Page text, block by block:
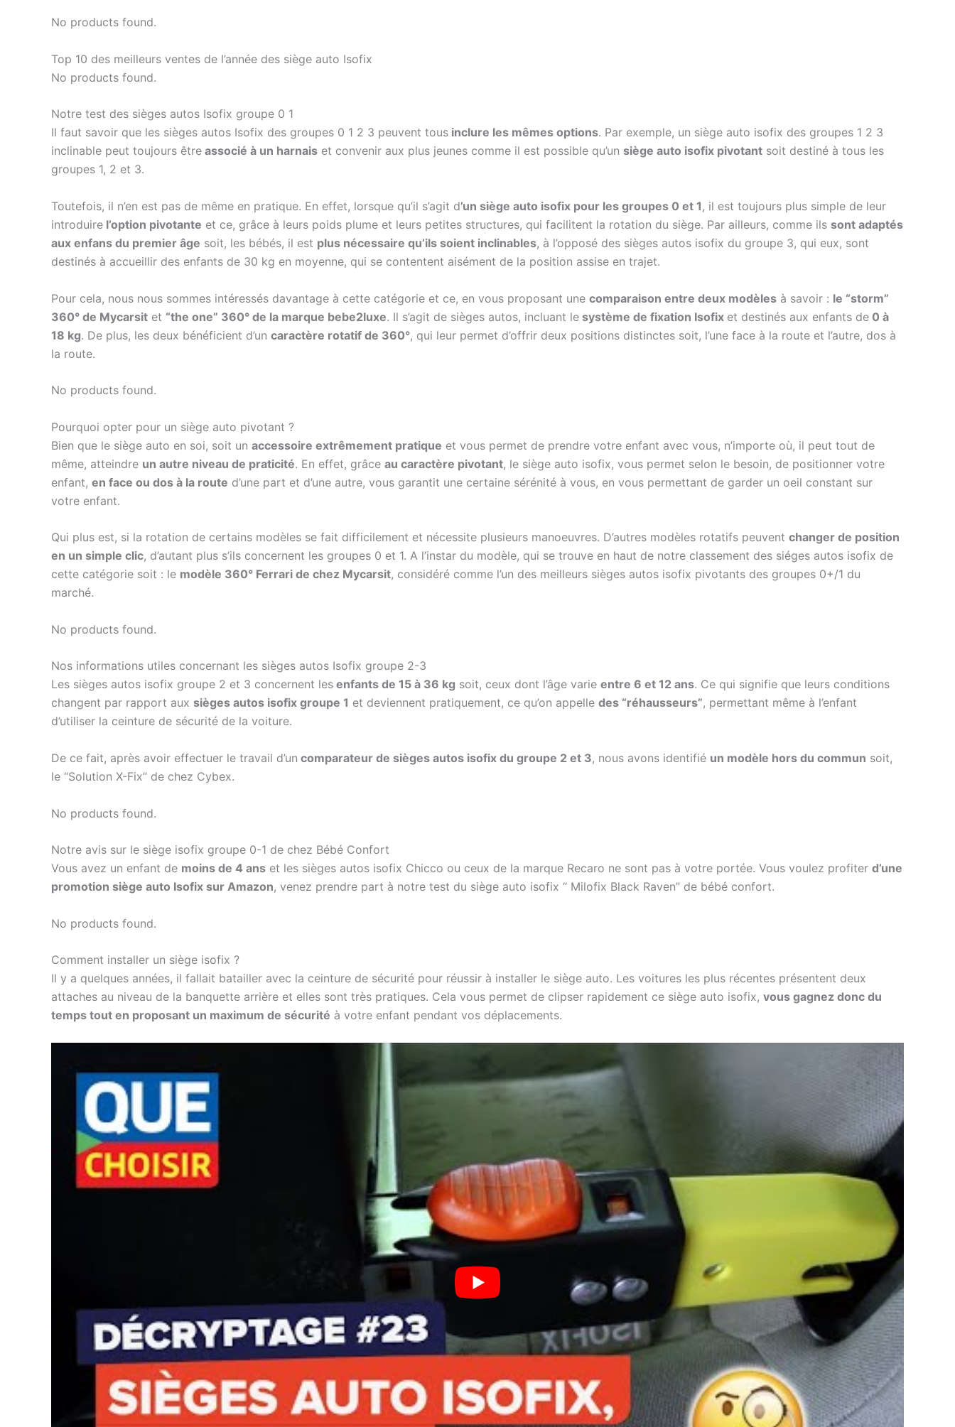
No products found.
Top 10 des meilleurs ventes de l’année des siège auto Isofix
No products found.
Notre test des sièges autos Isofix groupe 0 1
Il faut savoir que les sièges autos Isofix des groupes 0 1 2 3 peuvent tous inclure les mêmes options. Par exemple, un siège auto isofix des groupes 1 2 3
inclinable peut toujours être associé à un harnais et convenir aux plus jeunes comme il est possible qu’un siège auto isofix pivotant soit destiné à tous les
groupes 1, 2 et 3.
Toutefois, il n’en est pas de même en pratique. En effet, lorsque qu’il s’agit d’un siège auto isofix pour les groupes 0 et 1 , il est toujours plus simple de leur
introduire l’option pivotante et ce, grâce à leurs poids plume et leurs petites structures, qui facilitent la rotation du siège. Par ailleurs, comme ils sont adaptés
aux enfans du premier âge soit, les bébés, il est plus nécessaire qu’ils soient inclinables, à l’opposé des sièges autos isofix du groupe 3, qui eux, sont
destinés à accueillir des enfants de 30 kg en moyenne, qui se contentent aisément de la position assise en trajet.
Pour cela, nous nous sommes intéressés davantage à cette catégorie et ce, en vous proposant une comparaison entre deux modèles à savoir : le “storm”
360° de Mycarsit et “the one” 360° de la marque bebe2luxe. Il s’agit de sièges autos, incluant le système de fixation Isofix et destinés aux enfants de 0 à
18 kg. De plus, les deux bénéficient d’un caractère rotatif de 360°, qui leur permet d’offrir deux positions distinctes soit, l’une face à la route et l’autre, dos à
la route.
No products found.
Pourquoi opter pour un siège auto pivotant ?
Bien que le siège auto en soi, soit un accessoire extrêmement pratique et vous permet de prendre votre enfant avec vous, n’importe où, il peut tout de
même, atteindre un autre niveau de praticité. En effet, grâce au caractère pivotant, le siège auto isofix, vous permet selon le besoin, de positionner votre
enfant, en face ou dos à la route d’une part et d’une autre, vous garantit une certaine sérénité à vous, en vous permettant de garder un oeil constant sur
votre enfant.
Qui plus est, si la rotation de certains modèles se fait difficilement et nécessite plusieurs manoeuvres. D’autres modèles rotatifs peuvent changer de position
en un simple clic, d’autant plus s’ils concernent les groupes 0 et 1. A l’instar du modèle, qui se trouve en haut de notre classement des siéges autos isofix de
cette catégorie soit : le modèle 360° Ferrari de chez Mycarsit, considéré comme l’un des meilleurs sièges autos isofix pivotants des groupes 0+/1 du
marché.
No products found.
Nos informations utiles concernant les sièges autos Isofix groupe 2-3
Les sièges autos isofix groupe 2 et 3 concernent les enfants de 15 à 36 kg soit, ceux dont l’âge varie entre 6 et 12 ans. Ce qui signifie que leurs conditions
changent par rapport aux sièges autos isofix groupe 1 et deviennent pratiquement, ce qu’on appelle des “réhausseurs”, permettant même à l’enfant
d’utiliser la ceinture de sécurité de la voiture.
De ce fait, après avoir effectuer le travail d’un comparateur de sièges autos isofix du groupe 2 et 3, nous avons identifié un modèle hors du commun soit,
le “Solution X-Fix” de chez Cybex.
No products found.
Notre avis sur le siège isofix groupe 0-1 de chez Bébé Confort
Vous avez un enfant de moins de 4 ans et les sièges autos isofix Chicco ou ceux de la marque Recaro ne sont pas à votre portée. Vous voulez profiter d’une
promotion siège auto Isofix sur Amazon, venez prendre part à notre test du siège auto isofix “ Milofix Black Raven” de bébé confort.
No products found.
Comment installer un siège isofix ?
Il y a quelques années, il fallait batailler avec la ceinture de sécurité pour réussir à installer le siège auto. Les voitures les plus récentes présentent deux
attaches au niveau de la banquette arrière et elles sont très pratiques. Cela vous permet de clipser rapidement ce siège auto isofix, vous gagnez donc du
temps tout en proposant un maximum de sécurité à votre enfant pendant vos déplacements.